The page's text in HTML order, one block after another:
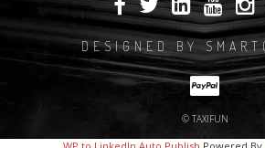
DESIGNED BY
© TAXIFUN